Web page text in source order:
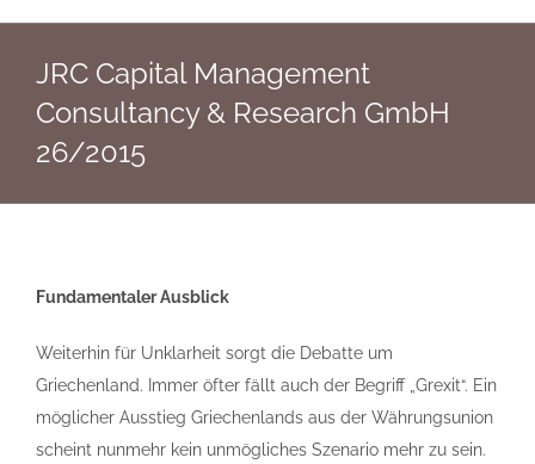
JRC Capital Management
Consultancy & Research GmbH
26/2015
Fundamentaler Ausblick
Weiterhin für Unklarheit sorgt die Debatte um
Griechenland. Immer öfter fällt auch der Begriff „Grexit“. Ein
möglicher Ausstieg Griechenlands aus der Währungsunion
scheint nunmehr kein unmögliches Szenario mehr zu sein.